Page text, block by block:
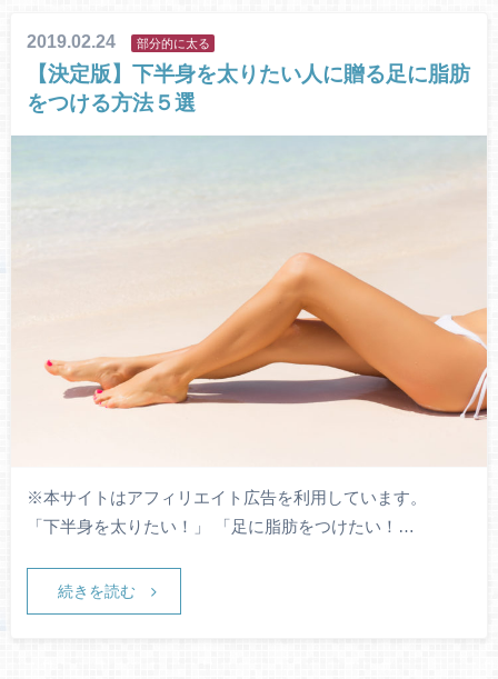
2019.02.24 部分的に太る
【決定版】下半身を太りたい人に贈る足に脂肪
をつける方法５選
※本サイトはアフィリエイト広告を利用しています。
「下半身を太りたい！」 「足に脂肪をつけたい！…
続きを読む